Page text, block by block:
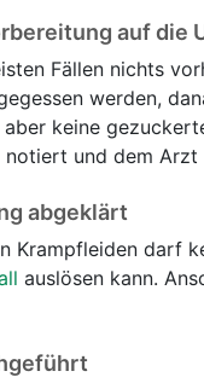
auf die
Fällen nichts
werden,
keine
notiert und dem
abgeklärt
Krampfleiden darf
auslösen kann.